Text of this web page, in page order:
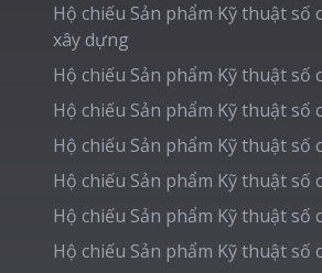
Hộ chiếu Sản phẩm Kỹ thuật số
xây dựng
Hộ chiếu Sản phẩm Kỹ thuật số
Hộ chiếu Sản phẩm Kỹ thuật số
Hộ chiếu Sản phẩm Kỹ thuật số
Hộ chiếu Sản phẩm Kỹ thuật số
Hộ chiếu Sản phẩm Kỹ thuật số
Hộ chiếu Sản phẩm Kỹ thuật số